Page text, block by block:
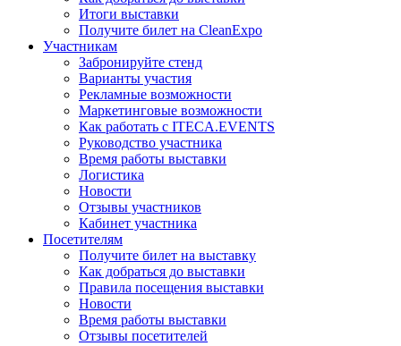
Итоги выставки
Получите билет на CleanExpo
Участникам
Забронируйте стенд
Варианты участия
Рекламные возможности
Маркетинговые возможности
Как работать с ITECA.EVENTS
Руководство участника
Время работы выставки
Логистика
Новости
Отзывы участников
Кабинет участника
Посетителям
Получите билет на выставку
Как добраться до выставки
Правила посещения выставки
Новости
Время работы выставки
Отзывы посетителей